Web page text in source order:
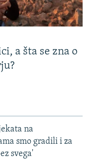
a šta se zna o
na
smo gradili i za
svega'